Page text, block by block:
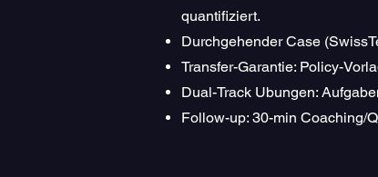
quantifiziert.
Durchgehender Case
Transfer-Garantie: Policy-
Dual-Track Ubungen:
Follow-up: 30-min Coaching/